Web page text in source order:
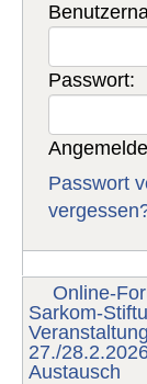
Passwort:
Passwort
Online-
Sarkom-
27./
Austausch